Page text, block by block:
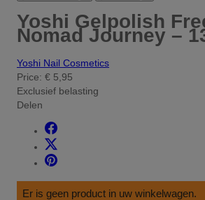
Yoshi Gelpolish
Nomad Journey –
Yoshi Nail Cosmetics
Price: € 5,95
Exclusief belasting
Delen
Er is geen product in uw winkelwagen.